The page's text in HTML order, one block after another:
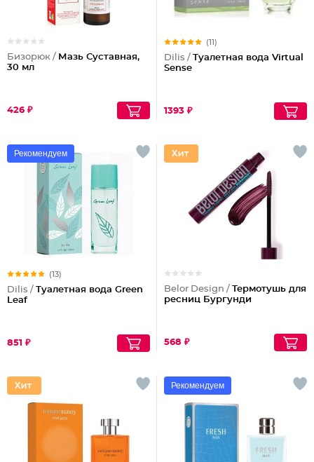
Бизорюк / Мазь Суставная,
30 мл
426 ₽
(11)
Dilis / Туалетная вода Virtual
Sense
1393 ₽
Рекомендуем
(13)
Dilis / Туалетная вода Green
Leaf
851 ₽
Belor Design / Термотушь для
ресниц Бургунди
568 ₽
Рекомендуем